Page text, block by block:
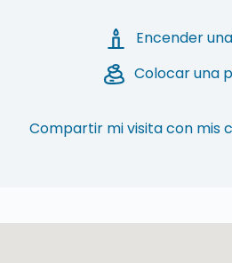
Encender
Colocar una
Compartir mi visita con mis